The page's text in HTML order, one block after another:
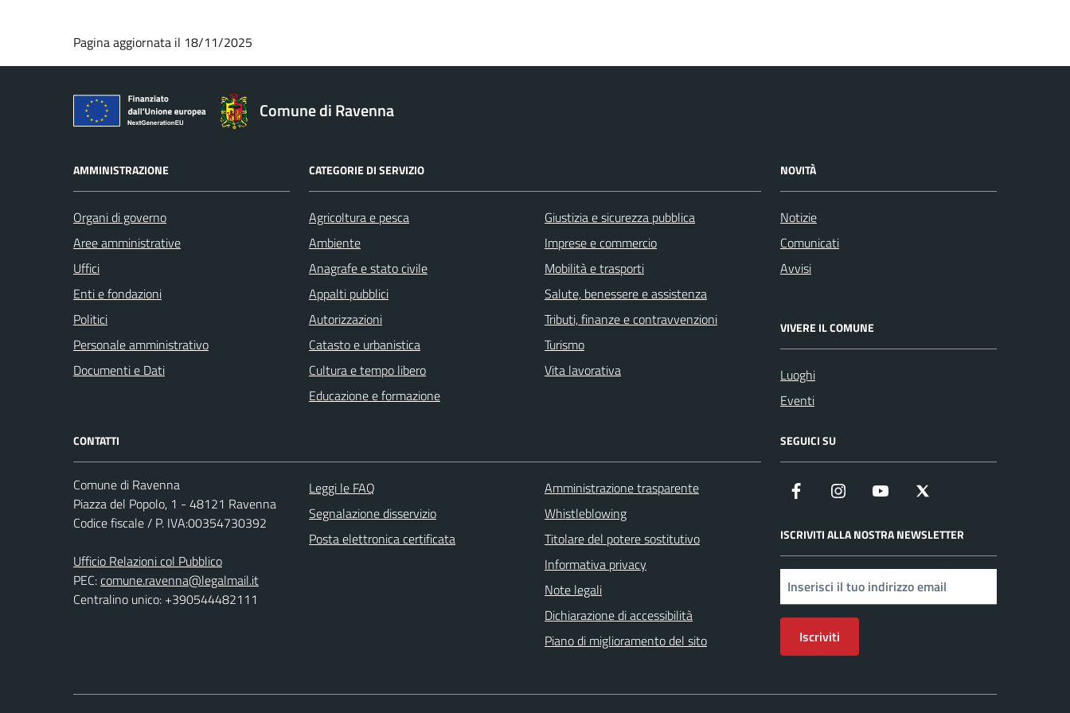
Pagina aggiornata il 18/11/2025
Comune di Ravenna
AMMINISTRAZIONE
Organi di governo
Aree amministrative
Uffici
Enti e fondazioni
Politici
Personale amministrativo
Documenti e Dati
CATEGORIE DI SERVIZIO
Agricoltura e pesca
Ambiente
Anagrafe e stato civile
Appalti pubblici
Autorizzazioni
Catasto e urbanistica
Cultura e tempo libero
Educazione e formazione
Giustizia e sicurezza pubblica
Imprese e commercio
Mobilità e trasporti
Salute, benessere e assistenza
Tributi, finanze e contravvenzioni
Turismo
Vita lavorativa
NOVITÀ
Notizie
Comunicati
Avvisi
VIVERE IL COMUNE
Luoghi
Eventi
CONTATTI
Comune di Ravenna
Piazza del Popolo, 1 - 48121 Ravenna
Codice fiscale / P. IVA:00354730392
Ufficio Relazioni col Pubblico
PEC:comune.ravenna@legalmail.it
Centralino unico: +390544482111
Leggi le FAQ
Segnalazione disservizio
Posta elettronica certificata
Amministrazione trasparente
Whistleblowing
Titolare del potere sostitutivo
Informativa privacy
Note legali
Dichiarazione di accessibilità
Piano di miglioramento del sito
SEGUICI SU
Facebook Instagram YouTube
ISCRIVITI ALLA NOSTRA NEWSLETTER